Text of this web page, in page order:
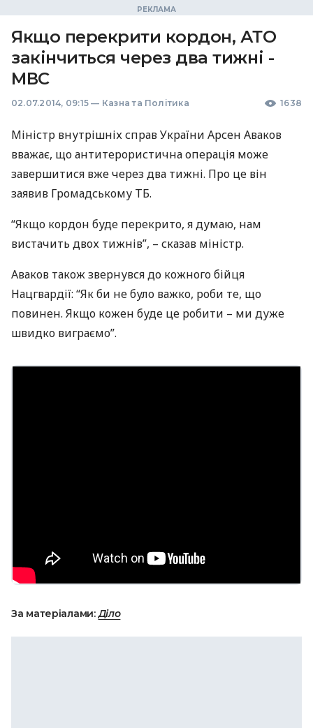
Якщо перекрити кордон, АТО
закінчиться через два тижні -
МВС
02.07.2014, 09:15 — Казна та Політика 1638
Міністр внутрішніх справ України Арсен Аваков
вважає, що антитерористична операція може
завершитися вже через два тижні. Про це він
заявив Громадському ТБ.
“Якщо кордон буде перекрито, я думаю, нам
вистачить двох тижнів”, – сказав міністр.
Аваков також звернувся до кожного бійця
Нацгвардії: “Як би не було важко, роби те, що
повинен. Якщо кожен буде це робити – ми дуже
швидко виграємо”.
За матеріалами:Діло